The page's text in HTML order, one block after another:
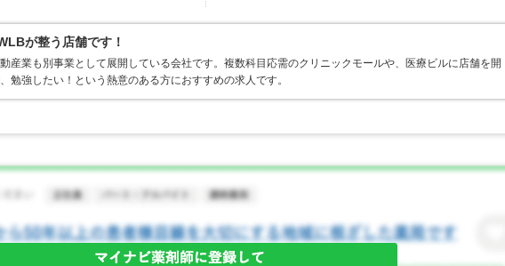
が整う店舗です！
産業も別事業として展開している会社です。複数科目応需のクリニックモールや、医療ビルに店舗を開
勉強したい！という熱意のある方におすすめの求人です。